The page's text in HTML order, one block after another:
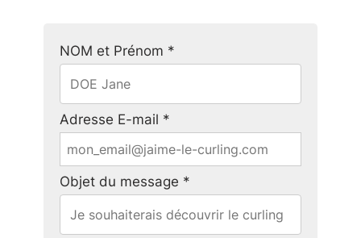
NOM et Prénom *
Adresse E-mail *
Objet du message *